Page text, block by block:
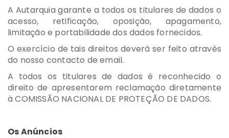
A Autarquia garante a todos os titulares de dados o
acesso, retificação, oposição, apagamento,
limitação e portabilidade dos dados fornecidos.
O exercício de tais direitos deverá ser feito através
do nosso contacto de email.
A todos os titulares de dados é reconhecido o
direito de apresentarem reclamação diretamente
à COMISSÃO NACIONAL DE PROTEÇÃO DE DADOS.
Os Anúncios